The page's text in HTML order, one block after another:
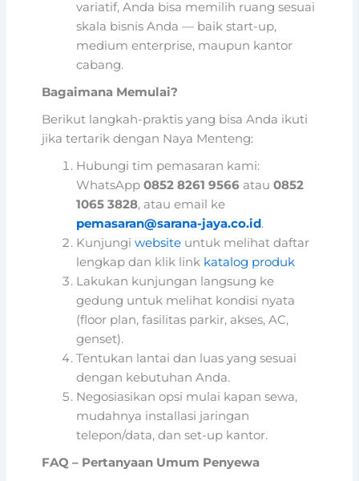
variatif, Anda bisa memilih ruang sesuai
skala bisnis Anda — baik start-up,
medium enterprise, maupun kantor
cabang.
Bagaimana Memulai?
Berikut langkah-praktis yang bisa Anda ikuti
jika tertarik dengan Naya Menteng:
Hubungi tim pemasaran kami:
WhatsApp0852 8261 9566 atau0852
1065 3828, atau email ke
pemasaran@sarana-jaya.co.id.
Kunjungiwebsite untuk melihat daftar
lengkap dan klik link katalog produk
Lakukan kunjungan langsung ke
gedung untuk melihat kondisi nyata
(floor plan, fasilitas parkir, akses, AC,
genset).
Tentukan lantai dan luas yang sesuai
dengan kebutuhan Anda.
Negosiasikan opsi mulai kapan sewa,
mudahnya installasi jaringan
telepon/data, dan set-up kantor.
FAQ – Pertanyaan Umum Penyewa